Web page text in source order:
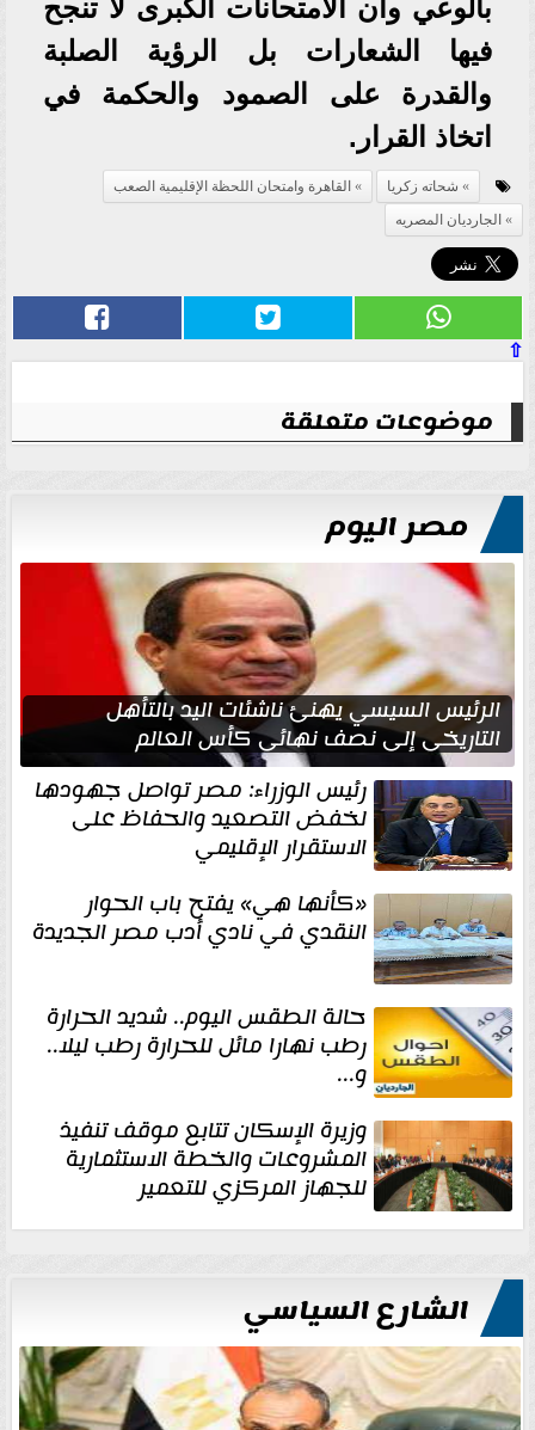
بالوعي وأن الامتحانات الكبرى لا تنجح
فيها الشعارات بل الرؤية الصلبة
والقدرة على الصمود والحكمة في
اتخاذ القرار.
شحاته زكريا
القاهرة وامتحان اللحظة الإقليمية الصعب
الجارديان المصريه
⇧
موضوعات متعلقة
مصر اليوم
الرئيس السيسي يهنئ ناشئات اليد بالتأهل
التاريخي إلى نصف نهائي كأس العالم
رئيس الوزراء: مصر تواصل جهودها
لخفض التصعيد والحفاظ على
الاستقرار الإقليمي
«كأنها هي» يفتح باب الحوار
النقدي في نادي أدب مصر الجديدة
حالة الطقس اليوم.. شديد الحرارة
رطب نهارا مائل للحرارة رطب ليلا..
و...
وزيرة الإسكان تتابع موقف تنفيذ
المشروعات والخطة الاستثمارية
للجهاز المركزي للتعمير
الشارع السياسي